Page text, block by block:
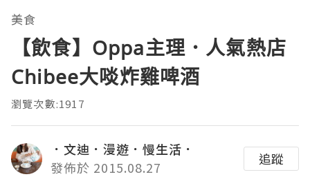
美食
【飲食】Oppa主理．人氣熱店
Chibee大啖炸雞啤酒
瀏覽次數:1917
．文迪．漫遊．慢生活．
發佈於 2015.08.27
追蹤